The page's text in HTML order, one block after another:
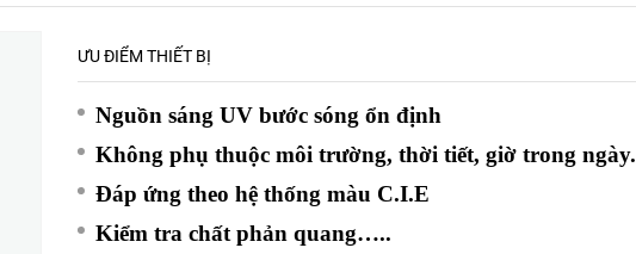
ƯU ĐIỂM THIẾT BỊ
Nguồn sáng UV bước sóng ổn định
Không phụ thuộc môi trường, thời tiết, giờ trong ngày.
Đáp ứng theo hệ thống màu C.I.E
Kiểm tra chất phản quang…..